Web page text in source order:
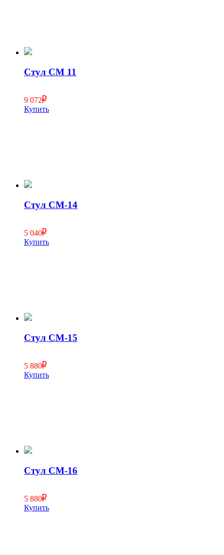
Стул СМ 11
9 072
Купить
Стул СМ-14
5 040
Купить
Стул СМ-15
5 880
Купить
Стул СМ-16
5 880
Купить